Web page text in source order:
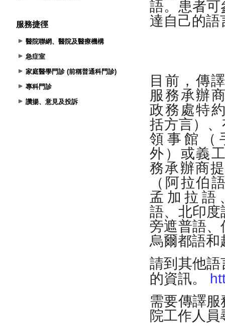
服務捷徑
醫院聯網、醫院及醫療機構
急症室
家庭醫學門診 (前稱普通科門診)
專科門診
讚揚、意見及投訴